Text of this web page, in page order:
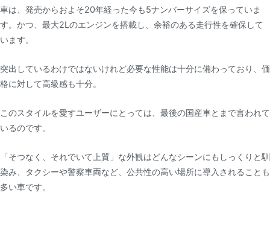
車は、発売からおよそ20年経った今も5ナンバーサイズを保っていま
す。かつ、最大2Lのエンジンを搭載し、余裕のある走行性を確保して
います。
突出しているわけではないけれど必要な性能は十分に備わっており、価
格に対して高級感も十分。
このスタイルを愛すユーザーにとっては、最後の国産車とまで言われて
いるのです。
「そつなく、それでいて上質」な外観はどんなシーンにもしっくりと馴
染み、タクシーや警察車両など、公共性の高い場所に導入されることも
多い車です。